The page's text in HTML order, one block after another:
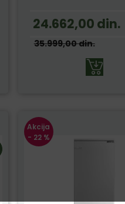
24.662,00 din.
35.999,00din.
Akcija
- 22 %